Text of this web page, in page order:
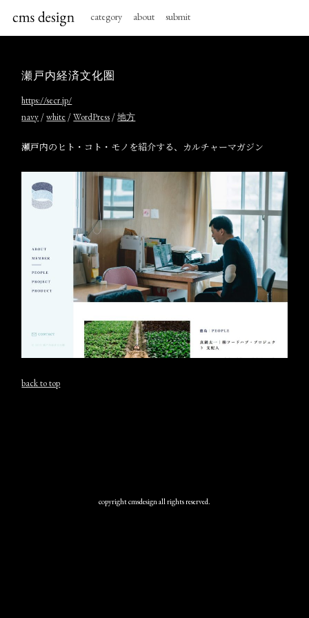
category about submit
瀬戸内経済文化圏
https://secr.jp/
navy /white /WordPress /地方
瀬戸内のヒト・コト・モノを紹介する、カルチャーマガジン
back to top
copyright cmsdesign all rights reserved.